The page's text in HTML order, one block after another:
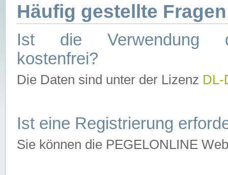
Häufig gestellte
Ist die Verwendung
kostenfrei?
Die Daten sind unter der Lizenz
Ist eine Registrierung
Sie können die PEGELONLINE